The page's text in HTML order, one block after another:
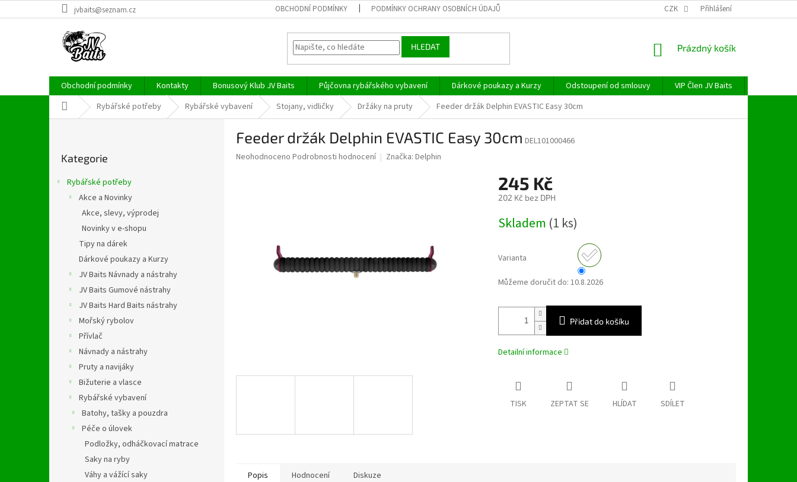
na
jvbaits@seznam.cz OBCHODNÍ PODMÍNKY PODMÍNKY OCHRANY OSOBNÍCH ÚDAJŮ CZK Přihlášení
HLEDAT
NÁKUPNÍ
Prázdný košík
Obchodní podmínky Kontakty Bonusový Klub JV Baits Půjčovna rybářského vybavení Dárkové poukazy a Kurzy Odstoupení od smlouvy VIP Člen JV Baits
Domů Rybářské potřeby Rybářské vybavení Stojany, vidličky Držáky na pruty Feeder držák Delphin EVASTIC Easy 30cm
kategorie
Kategorie
Rybářské potřeby
Akce a Novinky
Akce, slevy, výprodej
Novinky v e-shopu
Tipy na dárek
Dárkové poukazy a Kurzy
JV Baits Návnady a nástrahy
JV Baits Gumové nástrahy
JV Baits Hard Baits nástrahy
Mořský rybolov
Přívlač
Návnady a nástrahy
Pruty a navijáky
Bižuterie a vlasce
Rybářské vybavení
Batohy, tašky a pouzdra
Péče o úlovek
Podložky, odháčkovací matrace
Saky na ryby
Váhy a vážící saky
Feeder držák Delphin EVASTIC Easy 30cm DEL101000466
Průměrné
Neohodnoceno Podrobnosti hodnocení Značka: Delphin
245 Kč
202 Kč bez DPH
cena:
Skladem (1 ks)
Varianta
Můžeme doručit do: 10.8.2026
Přidat do košíku
Detailní informace
TISK ZEPTAT SE HLÍDAT SDÍLET
Popis Hodnocení Diskuze